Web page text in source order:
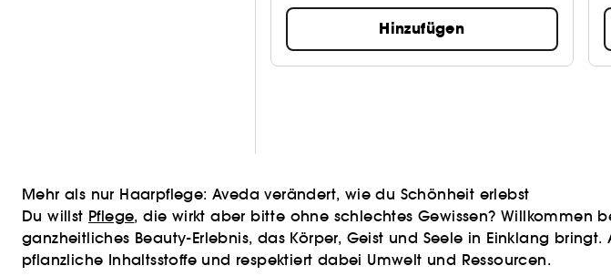
Hinzufügen
Mehr als nur Haarpflege: Aveda verändert, wie du Schönheit erlebst
Du willst Pflege, die wirkt aber bitte ohne schlechtes Gewissen? Willkommen
ganzheitliches Beauty-Erlebnis, das Körper, Geist und Seele in Einklang
pflanzliche Inhaltsstoffe und respektiert dabei Umwelt und Ressourcen.